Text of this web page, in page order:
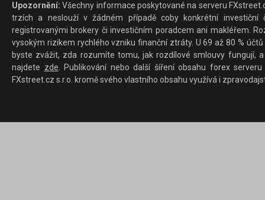
Upozornění: Všechny informace poskytované na serveru
trzích a neslouží v žádném případě coby konkrétní investiční
registrovanými brokery či investičním poradcem ani makléřem.
vysokým rizikem rychlého vzniku finanční ztráty. U 69 až 80 %
byste zvážit, zda rozumíte tomu, jak rozdílové smlouvy fungují,
najdete zde. Publikování nebo další šíření obsahu forex
FXstreet.cz s.r.o. kromě svého vlastního obsahu využívá i